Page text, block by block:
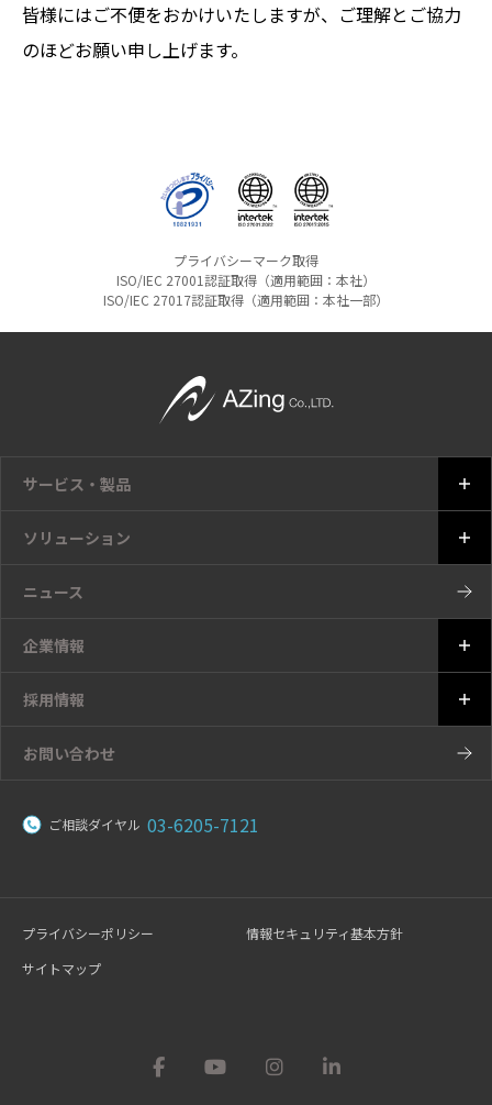
皆様にはご不便をおかけいたしますが、ご理解とご協力
のほどお願い申し上げます。
プライバシーマーク取得
ISO/IEC 27001認証取得（適用範囲：本社）
ISO/IEC 27017認証取得（適用範囲：本社一部）
サービス・製品
ソリューション
ニュース
企業情報
採用情報
お問い合わせ
ご相談ダイヤル 03-6205-7121
プライバシーポリシー
情報セキュリティ基本方針
サイトマップ